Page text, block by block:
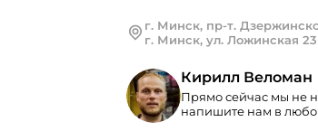
г. Минск, пр-т.
г. Минск, ул. Ложинская 23
Кирилл Веломан
Прямо сейчас мы не
напишите нам в